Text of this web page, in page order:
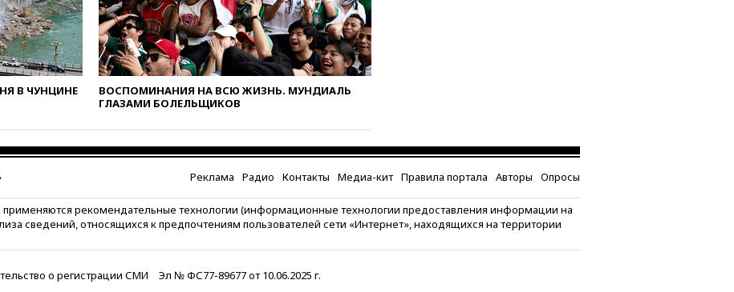
вчера, 17:55Мужчина получил
ранения при атаке дрона на
Белгородскую область
вчера, 17:48Bloomberg:
авиакомпании США обязали
проверить самолеты Boeing на
вчера, 17:35В Казани
пятилетний ребенок погиб при
падении из окна десятого
вчера, 17:17Bloomberg:
киберкомандование США
вчера, 17:00
Сняты
В ЧУНЦИНЕ
ВОСПОМИНАНИЯ НА ВСЮ ЖИЗНЬ. МУНДИАЛЬ
ГЛАЗАМИ БОЛЕЛЬЩИКОВ
Реклама Радио Контакты Медиа-кит Правила портала Авторы Опросы
рекомендательные технологии (информационные технологии предоставления информации на
сведений, относящихся к предпочтениям пользователей сети «Интернет», находящихся на территории
о регистрации СМИ Эл № ФС77-89677 от 10.06.2025 г.